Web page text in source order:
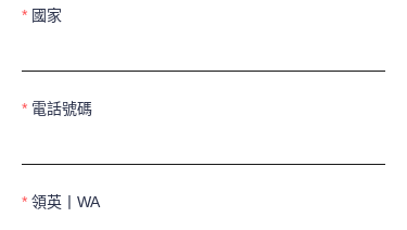
國家
電話號碼
領英丨WA